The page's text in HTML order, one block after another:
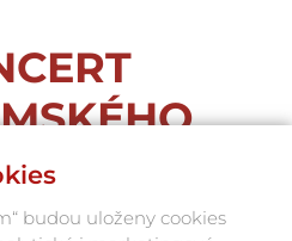
budou uloženy cookies